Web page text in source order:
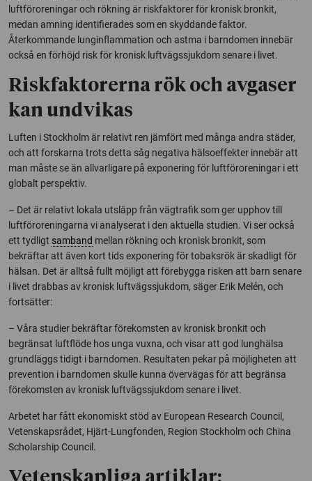
luftföroreningar och rökning är riskfaktorer för kronisk bronkit,
medan amning identifierades som en skyddande faktor.
Återkommande lunginflammation och astma i barndomen innebär
också en förhöjd risk för kronisk luftvägssjukdom senare i livet.
Riskfaktorerna rök och avgaser
kan undvikas
Luften i Stockholm är relativt ren jämfört med många andra städer,
och att forskarna trots detta såg negativa hälsoeffekter innebär att
man måste se än allvarligare på exponering för luftföroreningar i ett
globalt perspektiv.
– Det är relativt lokala utsläpp från vägtrafik som ger upphov till
luftföroreningarna vi analyserat i den aktuella studien. Vi ser också
ett tydligt samband mellan rökning och kronisk bronkit, som
bekräftar att även kort tids exponering för tobaksrök är skadligt för
hälsan. Det är alltså fullt möjligt att förebygga risken att barn senare
i livet drabbas av kronisk luftvägssjukdom, säger Erik Melén, och
fortsätter:
– Våra studier bekräftar förekomsten av kronisk bronkit och
begränsat luftflöde hos unga vuxna, och visar att god lunghälsa
grundläggs tidigt i barndomen. Resultaten pekar på möjligheten att
prevention i barndomen skulle kunna övervägas för att begränsa
förekomsten av kronisk luftvägssjukdom senare i livet.
Arbetet har fått ekonomiskt stöd av European Research Council,
Vetenskapsrådet, Hjärt-Lungfonden, Region Stockholm och China
Scholarship Council.